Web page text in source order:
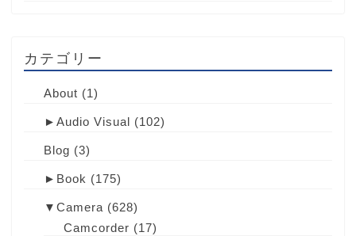
カテゴリー
About (1)
► Audio Visual (102)
Blog (3)
► Book (175)
▼ Camera (628)
Camcorder (17)